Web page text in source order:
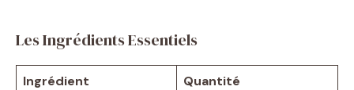
Les Ingrédients Essentiels
Ingrédient Quantité